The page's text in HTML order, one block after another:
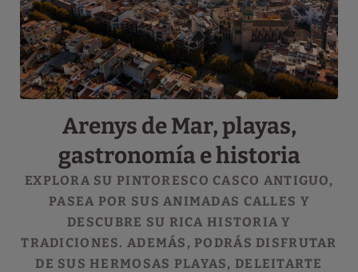
Arenys de Mar, playas,
gastronomía e historia
EXPLORA SU PINTORESCO CASCO ANTIGUO,
PASEA POR SUS ANIMADAS CALLES Y
DESCUBRE SU RICA HISTORIA Y
TRADICIONES. ADEMÁS, PODRÁS DISFRUTAR
DE SUS HERMOSAS PLAYAS, DELEITARTE